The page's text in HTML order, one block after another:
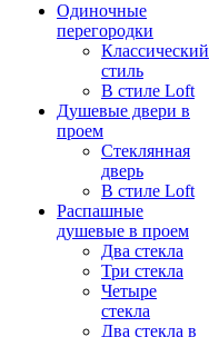
Одиночные
перегородки
Классический
стиль
В стиле Loft
Душевые двери в
проем
Стеклянная
дверь
В стиле Loft
Распашные
душевые в проем
Два стекла
Три стекла
Четыре
стекла
Два стекла в